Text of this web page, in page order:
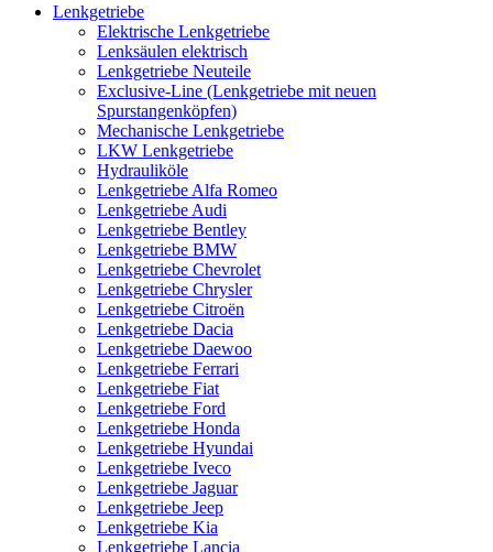
Lenkgetriebe
Elektrische Lenkgetriebe
Lenksäulen elektrisch
Lenkgetriebe Neuteile
Exclusive-Line (Lenkgetriebe mit neuen
Spurstangenköpfen)
Mechanische Lenkgetriebe
LKW Lenkgetriebe
Hydrauliköle
Lenkgetriebe Alfa Romeo
Lenkgetriebe Audi
Lenkgetriebe Bentley
Lenkgetriebe BMW
Lenkgetriebe Chevrolet
Lenkgetriebe Chrysler
Lenkgetriebe Citroën
Lenkgetriebe Dacia
Lenkgetriebe Daewoo
Lenkgetriebe Ferrari
Lenkgetriebe Fiat
Lenkgetriebe Ford
Lenkgetriebe Honda
Lenkgetriebe Hyundai
Lenkgetriebe Iveco
Lenkgetriebe Jaguar
Lenkgetriebe Jeep
Lenkgetriebe Kia
Lenkgetriebe Lancia